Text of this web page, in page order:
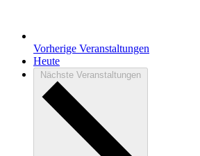
Vorherige Veranstaltungen
Heute
Nächste Veranstaltungen